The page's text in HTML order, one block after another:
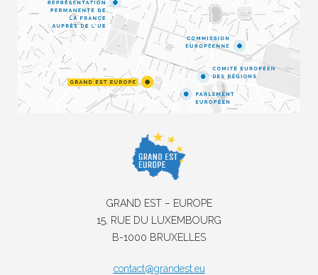
GRAND EST – EUROPE
15, RUE DU LUXEMBOURG
B-1000 BRUXELLES
contact@grandest.eu